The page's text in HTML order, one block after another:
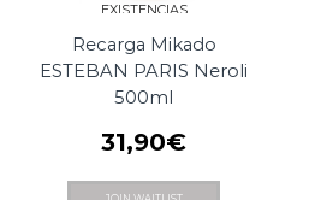
EXISTENCIAS
Recarga Mikado
ESTEBAN PARIS Neroli
500ml
31,90€